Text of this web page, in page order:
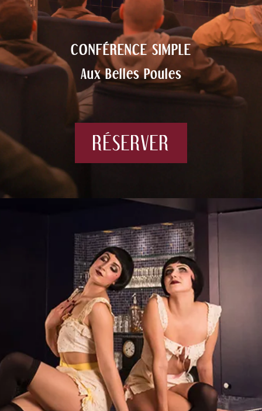
CONFÉRENCE SIMPLE
Aux Belles Poules
RÉSERVER